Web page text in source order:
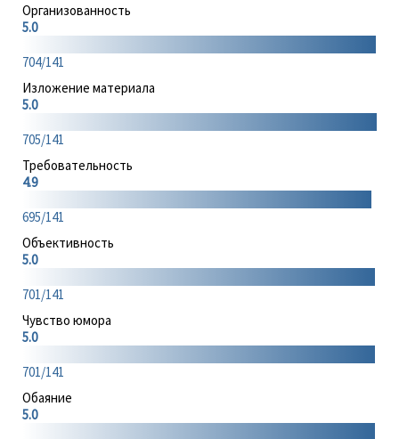
Организованность
5.0
704/141
Изложение материала
5.0
705/141
Требовательность
4.9
695/141
Объективность
5.0
701/141
Чувство юмора
5.0
701/141
Обаяние
5.0